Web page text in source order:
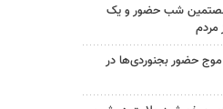
شب حضور و یک
مردم
حضور بجنوردی‌ها در